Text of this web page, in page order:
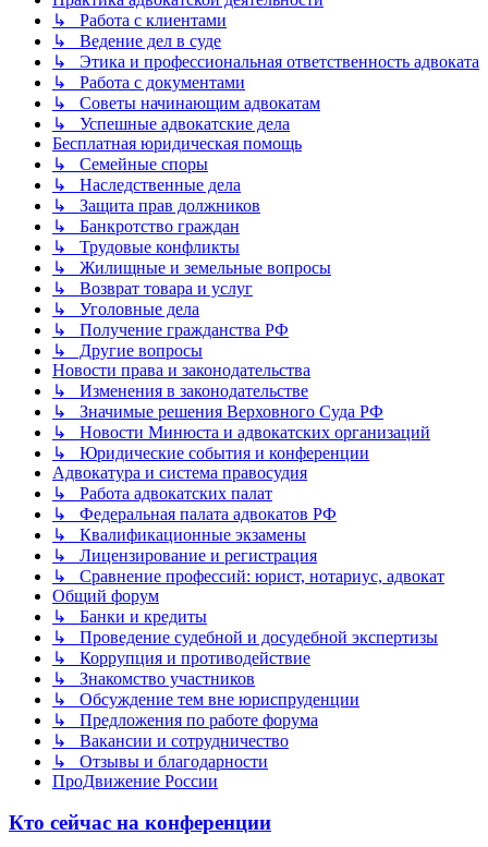
↳ Работа с клиентами
↳ Ведение дел в суде
↳ Этика и профессиональная ответственность адвоката
↳ Работа с документами
↳ Советы начинающим адвокатам
↳ Успешные адвокатские дела
Бесплатная юридическая помощь
↳ Семейные споры
↳ Наследственные дела
↳ Защита прав должников
↳ Банкротство граждан
↳ Трудовые конфликты
↳ Жилищные и земельные вопросы
↳ Возврат товара и услуг
↳ Уголовные дела
↳ Получение гражданства РФ
↳ Другие вопросы
Новости права и законодательства
↳ Изменения в законодательстве
↳ Значимые решения Верховного Суда РФ
↳ Новости Минюста и адвокатских организаций
↳ Юридические события и конференции
Адвокатура и система правосудия
↳ Работа адвокатских палат
↳ Федеральная палата адвокатов РФ
↳ Квалификационные экзамены
↳ Лицензирование и регистрация
↳ Сравнение профессий: юрист, нотариус, адвокат
Общий форум
↳ Банки и кредиты
↳ Проведение судебной и досудебной экспертизы
↳ Коррупция и противодействие
↳ Знакомство участников
↳ Обсуждение тем вне юриспруденции
↳ Предложения по работе форума
↳ Вакансии и сотрудничество
↳ Отзывы и благодарности
ПроДвижение России
Кто сейчас на конференции